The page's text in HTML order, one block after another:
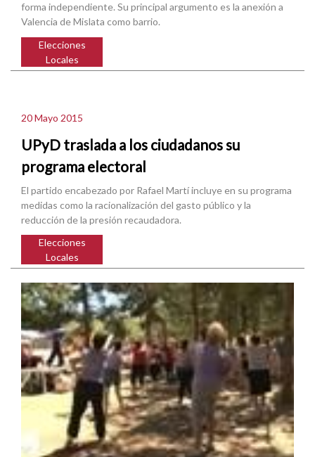
forma independiente. Su principal argumento es la anexión a
Valencia de Mislata como barrio.
Elecciones
Locales
20 Mayo 2015
UPyD traslada a los ciudadanos su
programa electoral
El partido encabezado por Rafael Martí incluye en su programa
medidas como la racionalización del gasto público y la
reducción de la presión recaudadora.
Elecciones
Locales